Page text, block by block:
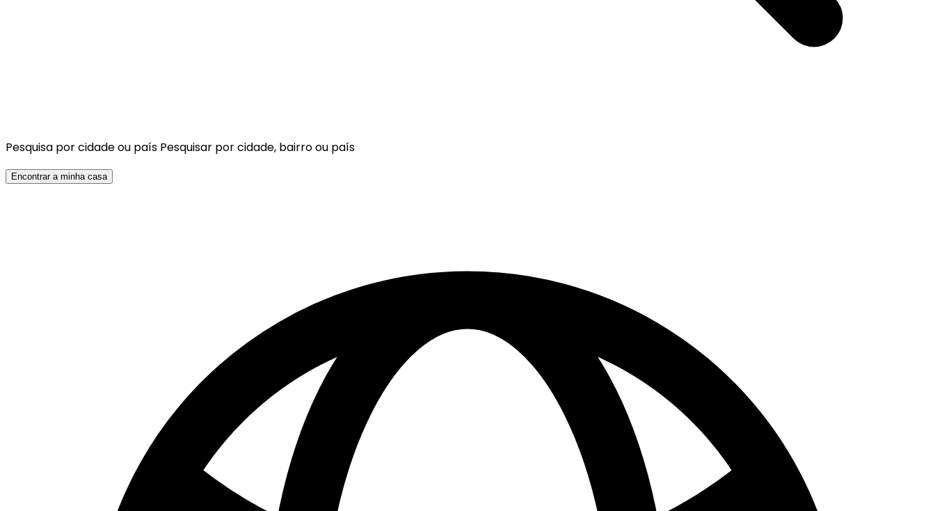
Pesquisa por cidade ou país Pesquisar por cidade, bairro ou país
Encontrar a minha casa